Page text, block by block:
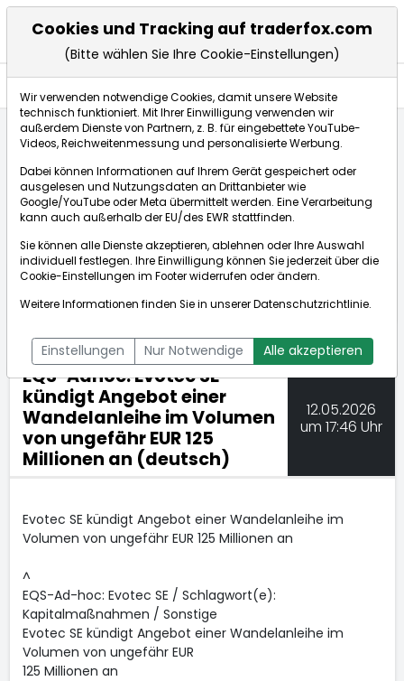
EQS-Adhoc: Evotec SE kündigt Angebot einer Wandel...
dpa-AFX Compact
ÜBERSICHT DPA-AFX PROFEED
DPA-AFX COMPACT
NEWSBOT
EQS-Adhoc: Evotec SE
kündigt Angebot einer
Wandelanleihe im Volumen
von ungefähr EUR 125
Millionen an (deutsch)
12.05.2026
um 17:46 Uhr
Evotec SE kündigt Angebot einer Wandelanleihe im
Volumen von ungefähr EUR 125 Millionen an
^
EQS-Ad-hoc: Evotec SE / Schlagwort(e):
Kapitalmaßnahmen / Sonstige
Evotec SE kündigt Angebot einer Wandelanleihe im
Volumen von ungefähr EUR
125 Millionen an
Cookies und Tracking auf traderfox.com
(Bitte wählen Sie Ihre Cookie-Einstellungen)
Wir verwenden notwendige Cookies, damit unsere Website
technisch funktioniert. Mit Ihrer Einwilligung verwenden wir
außerdem Dienste von Partnern, z. B. für eingebettete YouTube-
Videos, Reichweitenmessung und personalisierte Werbung.
Dabei können Informationen auf Ihrem Gerät gespeichert oder
ausgelesen und Nutzungsdaten an Drittanbieter wie
Google/YouTube oder Meta übermittelt werden. Eine Verarbeitung
kann auch außerhalb der EU/des EWR stattfinden.
Sie können alle Dienste akzeptieren, ablehnen oder Ihre Auswahl
individuell festlegen. Ihre Einwilligung können Sie jederzeit über die
Cookie-Einstellungen im Footer widerrufen oder ändern.
Weitere Informationen finden Sie in unsererDatenschutzrichtlinie.
Einstellungen Nur Notwendige Alle akzeptieren